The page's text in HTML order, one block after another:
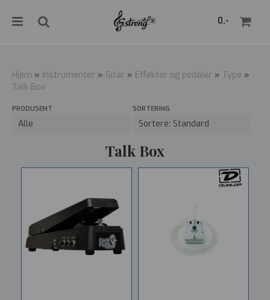
0,-
Hjem » Instrumenter » Gitar » Effekter og pedaler » Type »
Talk Box
PRODUSENT SORTERING
Talk Box